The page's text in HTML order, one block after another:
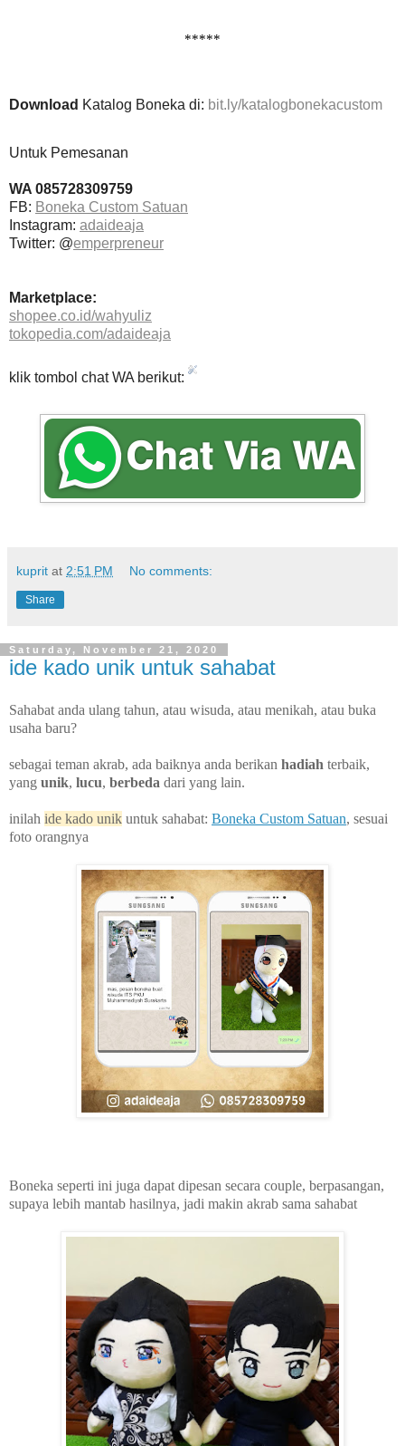
*****
Download Katalog Boneka di: bit.ly/katalogbonekacustom
Untuk Pemesanan
WA 085728309759
FB: Boneka Custom Satuan
Instagram: adaideaja
Twitter: @emperpreneur
Marketplace:
shopee.co.id/wahyuliz
tokopedia.com/adaideaja
klik tombol chat WA berikut:
kuprit at 2:51 PM No comments:
Share
Saturday, November 21, 2020
ide kado unik untuk sahabat
Sahabat anda ulang tahun, atau wisuda, atau menikah, atau buka
usaha baru?
sebagai teman akrab, ada baiknya anda berikan hadiah terbaik,
yang unik, lucu, berbeda dari yang lain.
inilah ide kado unik untuk sahabat: Boneka Custom Satuan, sesuai
foto orangnya
Boneka seperti ini juga dapat dipesan secara couple, berpasangan,
supaya lebih mantab hasilnya, jadi makin akrab sama sahabat